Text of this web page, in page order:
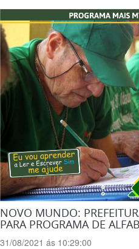
NOVO MUNDO:
PARA PROGRAMA DE
31/08/2021 ás 10:29:00